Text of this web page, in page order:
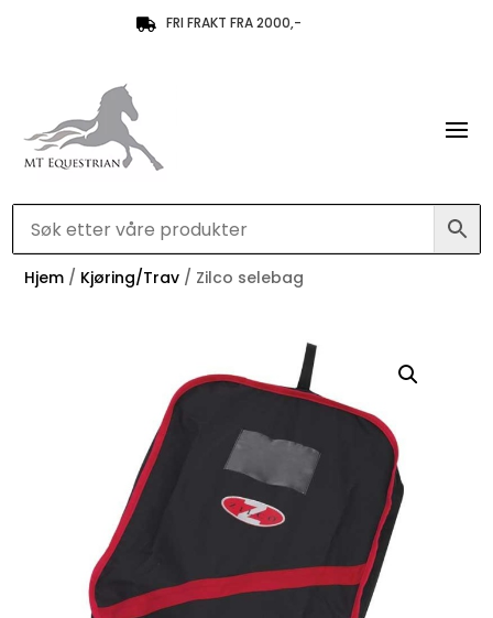
 FRI FRAKT FRA 2000,-
Hjem / Kjøring/Trav / Zilco selebag